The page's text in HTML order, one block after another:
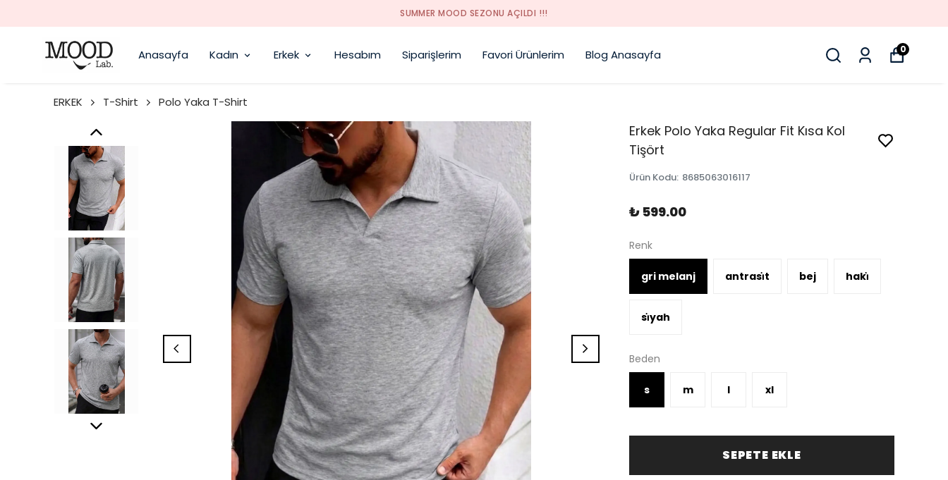
SUMMER MOOD SEZONU AÇILDI !!!
Anasayfa Kadın Erkek Hesabım Siparişlerim Favori Ürünlerim Blog Anasayfa 0
ERKEK T-Shirt Polo Yaka T-Shirt
Erkek Polo Yaka Regular Fit Kısa Kol
Tişört
Ürün Kodu: 8685063016117
₺ 599.00
Renk
gri melanj antrasi̇t bej haki̇
si̇yah
Beden
s m l xl
SEPETE EKLE